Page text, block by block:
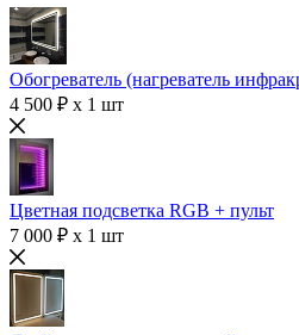
Обогреватель (нагреватель
4 500 ₽ x 1 шт
Цветная подсветка RGB + пульт
7 000 ₽ x 1 шт